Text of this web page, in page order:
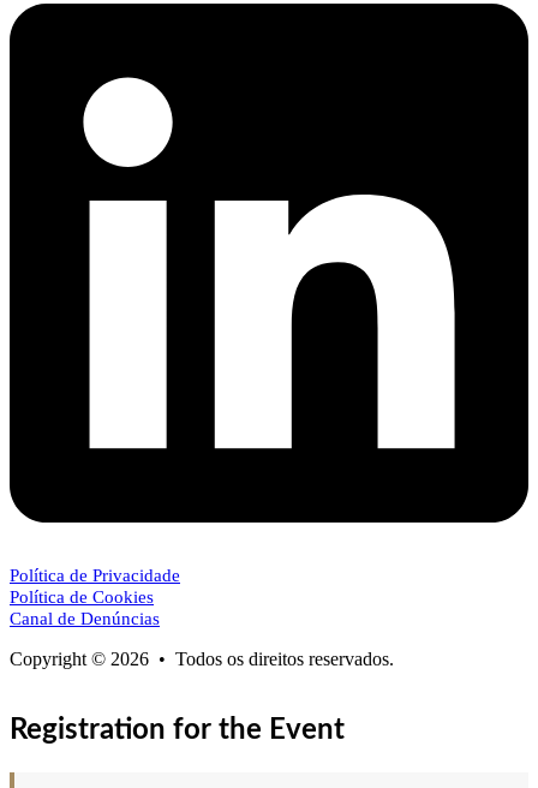
Política de Privacidade
Política de Cookies
Canal de Denúncias
Copyright © 2026 • Todos os direitos reservados.
Registration for the Event